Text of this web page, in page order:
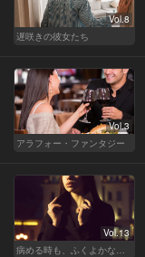
Vol.8
遅咲きの彼女たち
Vol.3
アラフォー・ファンタジー
Vol.13
病める時も、ふくよかなる時も